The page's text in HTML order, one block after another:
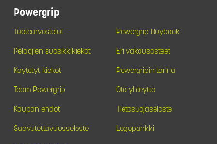
Powergrip
Tuotearvostelut Powergrip Buyback
Pelaajien suosikkikiekot Eri vakausasteet
Käytetyt kiekot Powergripin tarina
Team Powergrip Ota yhteyttä
Kaupan ehdot Tietosuojaseloste
Saavutettavuusseloste Logopankki